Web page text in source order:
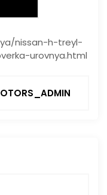
nissan-h-treyl-
urovnya.html